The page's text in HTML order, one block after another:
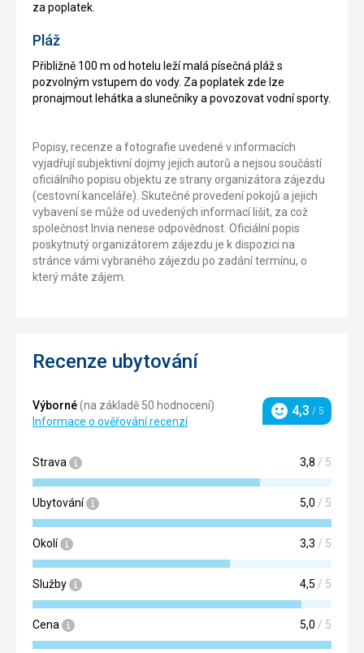
za poplatek.
Pláž
Přibližně 100 m od hotelu leží malá písečná pláž s
pozvolným vstupem do vody. Za poplatek zde lze
pronajmout lehátka a slunečníky a povozovat vodní sporty.
Popisy, recenze a fotografie uvedené v informacích
vyjadřují subjektivní dojmy jejich autorů a nejsou součástí
oficiálního popisu objektu ze strany organizátora zájezdu
(cestovní kanceláře). Skutečné provedení pokojů a jejich
vybavení se může od uvedených informací lišit, za což
společnost Invia nenese odpovědnost. Oficiální popis
poskytnutý organizátorem zájezdu je k dispozici na
stránce vámi vybraného zájezdu po zadání termínu, o
který máte zájem.
Recenze ubytování
Výborné(na základě 50 hodnocení)
Informace o ověřování recenzí
Hodnocení
4,3 / 5
Strava 3,8 / 5
Ubytování 5,0 / 5
Okolí 3,3 / 5
Služby 4,5 / 5
Cena 5,0 / 5